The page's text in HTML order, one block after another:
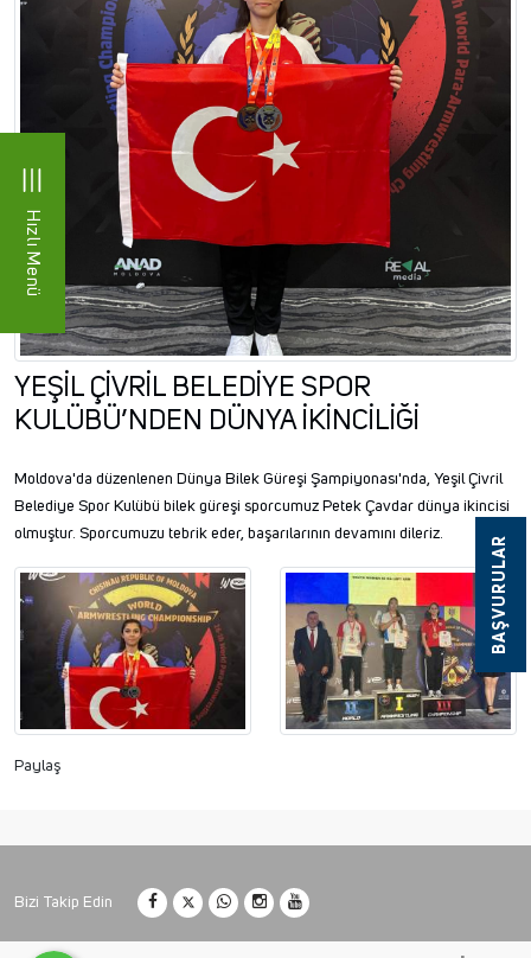
Hızlı Menü
BAŞVURULAR
YEŞİL ÇİVRİL BELEDİYE SPOR
KULÜBÜ’NDEN DÜNYA İKİNCİLİĞİ
Moldova'da düzenlenen Dünya Bilek Güreşi Şampiyonası'nda, Yeşil Çivril
Belediye Spor Kulübü bilek güreşi sporcumuz Petek Çavdar dünya ikincisi
olmuştur. Sporcumuzu tebrik eder, başarılarının devamını dileriz.
Paylaş
Bizi Takip Edin